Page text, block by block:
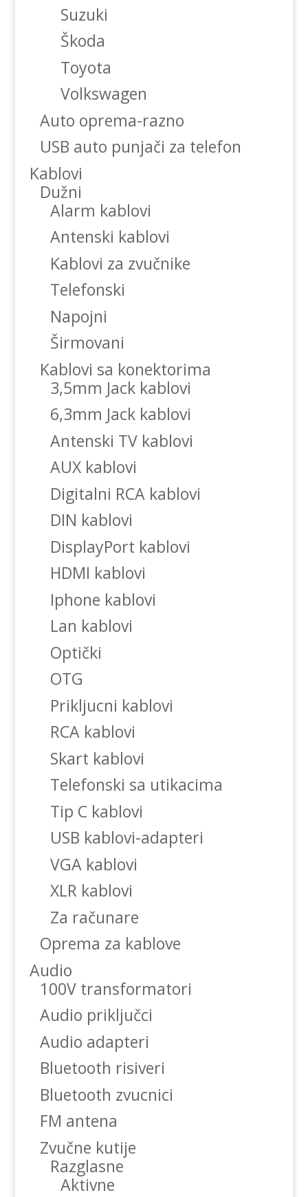
Suzuki
Škoda
Toyota
Volkswagen
Auto oprema-razno
USB auto punjači za telefon
Kablovi
Dužni
Alarm kablovi
Antenski kablovi
Kablovi za zvučnike
Telefonski
Napojni
Širmovani
Kablovi sa konektorima
3,5mm Jack kablovi
6,3mm Jack kablovi
Antenski TV kablovi
AUX kablovi
Digitalni RCA kablovi
DIN kablovi
DisplayPort kablovi
HDMI kablovi
Iphone kablovi
Lan kablovi
Optički
OTG
Prikljucni kablovi
RCA kablovi
Skart kablovi
Telefonski sa utikacima
Tip C kablovi
USB kablovi-adapteri
VGA kablovi
XLR kablovi
Za računare
Oprema za kablove
Audio
100V transformatori
Audio priključci
Audio adapteri
Bluetooth risiveri
Bluetooth zvucnici
FM antena
Zvučne kutije
Razglasne
Aktivne